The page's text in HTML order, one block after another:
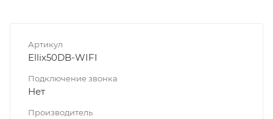
Артикул
Ellix50DB-WIFI
Подключение звонка
Нет
Производитель